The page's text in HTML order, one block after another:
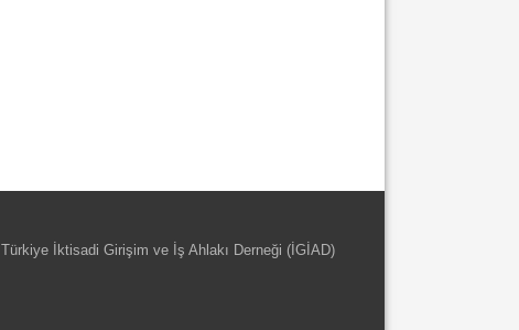
Türkiye İktisadi Girişim ve İş Ahlakı Derneği (İGİAD)